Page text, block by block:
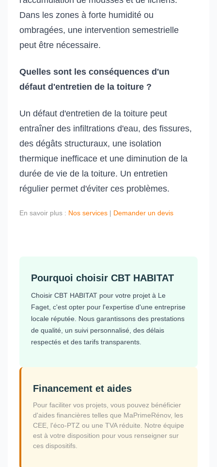
Dans les zones à forte humidité ou
ombragées, une intervention semestrielle
peut être nécessaire.
Quelles sont les conséquences d'un
défaut d'entretien de la toiture ?
Un défaut d'entretien de la toiture peut
entraîner des infiltrations d'eau, des fissures,
des dégâts structuraux, une isolation
thermique inefficace et une diminution de la
durée de vie de la toiture. Un entretien
régulier permet d'éviter ces problèmes.
En savoir plus : Nos services | Demander un devis
Pourquoi choisir CBT HABITAT
Choisir CBT HABITAT pour votre projet à Le
Faget, c'est opter pour l'expertise d'une entreprise
locale réputée. Nous garantissons des prestations
de qualité, un suivi personnalisé, des délais
respectés et des tarifs transparents.
Financement et aides
Pour faciliter vos projets, vous pouvez bénéficier
d'aides financières telles que MaPrimeRénov, les
CEE, l'éco-PTZ ou une TVA réduite. Notre équipe
est à votre disposition pour vous renseigner sur
ces dispositifs.